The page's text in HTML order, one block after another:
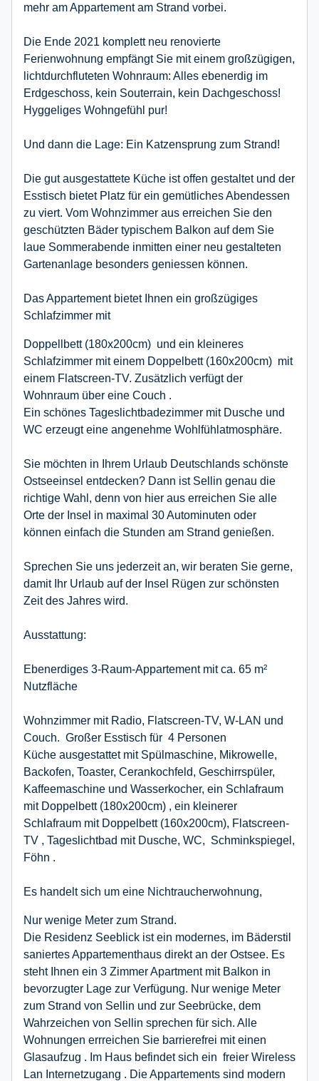
mehr am Appartement am Strand vorbei.
Die Ende 2021 komplett neu renovierte
Ferienwohnung empfängt Sie mit einem großzügigen,
lichtdurchfluteten Wohnraum: Alles ebenerdig im
Erdgeschoss, kein Souterrain, kein Dachgeschoss!
Hyggeliges Wohngefühl pur!
Und dann die Lage: Ein Katzensprung zum Strand!
Die gut ausgestattete Küche ist offen gestaltet und der
Esstisch bietet Platz für ein gemütliches Abendessen
zu viert. Vom Wohnzimmer aus erreichen Sie den
geschützten Bäder typischem Balkon auf dem Sie
laue Sommerabende inmitten einer neu gestalteten
Gartenanlage besonders geniessen können.
Das Appartement bietet Ihnen ein großzügiges
Schlafzimmer mit
Doppellbett (180x200cm) und ein kleineres
Schlafzimmer mit einem Doppelbett (160x200cm) mit
einem Flatscreen-TV. Zusätzlich verfügt der
Wohnraum über eine Couch .
Ein schönes Tageslichtbadezimmer mit Dusche und
WC erzeugt eine angenehme Wohlfühlatmosphäre.
Sie möchten in Ihrem Urlaub Deutschlands schönste
Ostseeinsel entdecken? Dann ist Sellin genau die
richtige Wahl, denn von hier aus erreichen Sie alle
Orte der Insel in maximal 30 Autominuten oder
können einfach die Stunden am Strand genießen.
Sprechen Sie uns jederzeit an, wir beraten Sie gerne,
damit Ihr Urlaub auf der Insel Rügen zur schönsten
Zeit des Jahres wird.
Ausstattung:
Ebenerdiges 3-Raum-Appartement mit ca. 65 m²
Nutzfläche
Wohnzimmer mit Radio, Flatscreen-TV, W-LAN und
Couch. Großer Esstisch für 4 Personen
Küche ausgestattet mit Spülmaschine, Mikrowelle,
Backofen, Toaster, Cerankochfeld, Geschirrspüler,
Kaffeemaschine und Wasserkocher, ein Schlafraum
mit Doppelbett (180x200cm) , ein kleinerer
Schlafraum mit Doppelbett (160x200cm), Flatscreen-
TV , Tageslichtbad mit Dusche, WC, Schminkspiegel,
Föhn .
Es handelt sich um eine Nichtraucherwohnung,
Nur wenige Meter zum Strand.
Die Residenz Seeblick ist ein modernes, im Bäderstil
saniertes Appartementhaus direkt an der Ostsee. Es
steht Ihnen ein 3 Zimmer Apartment mit Balkon in
bevorzugter Lage zur Verfügung. Nur wenige Meter
zum Strand von Sellin und zur Seebrücke, dem
Wahrzeichen von Sellin sprechen für sich. Alle
Wohnungen errreichen Sie barrierefrei mit einen
Glasaufzug . Im Haus befindet sich ein freier Wireless
Lan Internetzugang . Die Appartements sind modern